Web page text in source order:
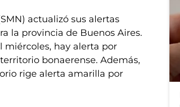
actualizó sus alertas
la provincia de Buenos Aires.
miércoles, hay alerta por
bonaerense. Además,
rige alerta amarilla por